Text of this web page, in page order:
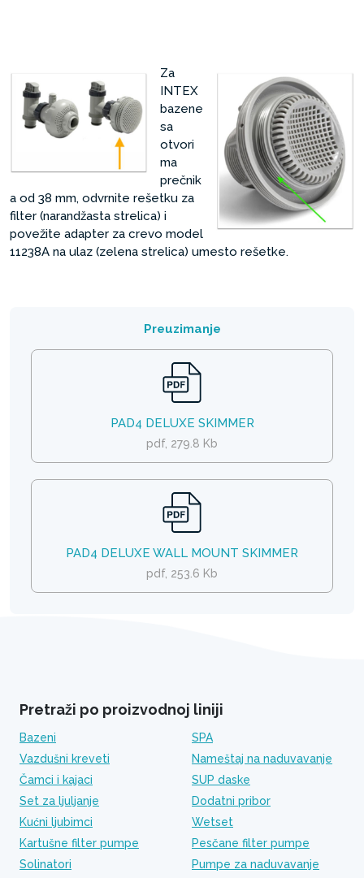
Za
INTEX
bazene
sa
otvori
ma
prečnik
a od 38 mm, odvrnite rešetku za
filter (narandžasta strelica) i
povežite adapter za crevo model
11238A na ulaz (zelena strelica) umesto rešetke.
Preuzimanje
PAD4 DELUXE SKIMMER
pdf, 279.8 Kb
PAD4 DELUXE WALL MOUNT SKIMMER
pdf, 253.6 Kb
Pretraži po proizvodnoj liniji
Bazeni
SPA
Vazdušni kreveti
Nameštaj na naduvavanje
Čamci i kajaci
SUP daske
Set za ljuljanje
Dodatni pribor
Kućni ljubimci
Wetset
Kartušne filter pumpe
Pesčane filter pumpe
Solinatori
Pumpe za naduvavanje